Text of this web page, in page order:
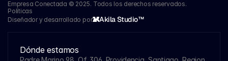
Empresa Conectada © 2025. Todos los derechos reservados.
Políticas
Diseñador y desarrollado por
Akila Studio™
Dónde estamos